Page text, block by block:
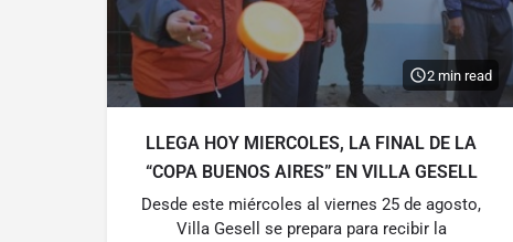
2 min read
LLEGA HOY MIERCOLES, LA FINAL DE LA
“COPA BUENOS AIRES” EN VILLA GESELL
Desde este miércoles al viernes 25 de agosto,
Villa Gesell se prepara para recibir la